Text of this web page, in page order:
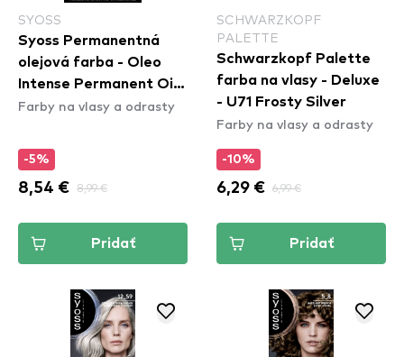
SYOSS
Syoss Permanentná
olejová farba - Oleo
Intense Permanent Oil
Color - 4-18 Mokka
Farby na vlasy a odrasty
-5%
8,54 € 8,99 €
Pridať
SCHWARZKOPF
PALETTE
Schwarzkopf Palette
farba na vlasy - Deluxe
- U71 Frosty Silver
Farby na vlasy a odrasty
-10%
6,29 € 6,99 €
Pridať